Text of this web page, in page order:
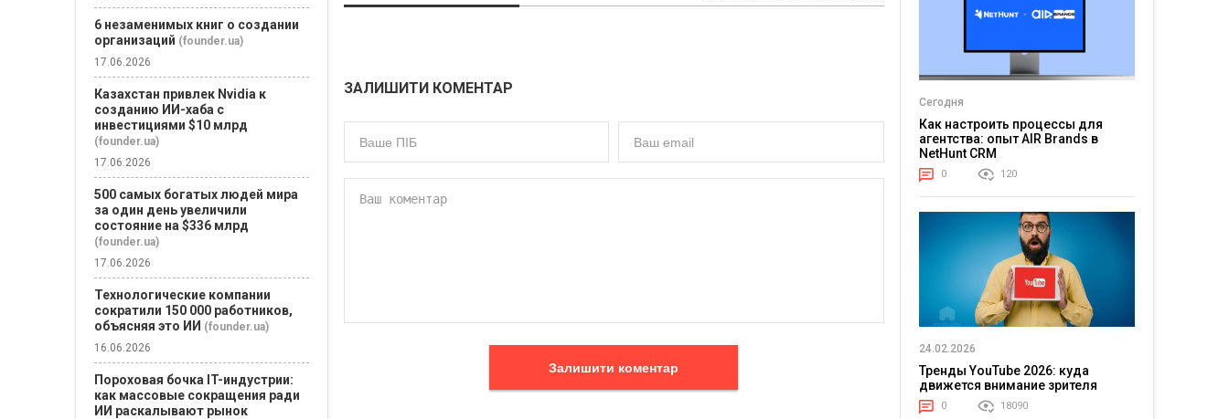
ЗАЛИШИТИ КОМЕНТАР
Залишити коментар
6 незаменимых книг о создании
организаций (founder.ua)
17.06.2026
Казахстан привлек Nvidia к
созданию ИИ-хаба с
инвестициями $10 млрд
(founder.ua)
17.06.2026
500 самых богатых людей мира
за один день увеличили
состояние на $336 млрд
(founder.ua)
17.06.2026
Технологические компании
сократили 150 000 работников,
объясняя это ИИ (founder.ua)
16.06.2026
Пороховая бочка IT-индустрии:
как массовые сокращения ради
ИИ раскалывают рынок
Сегодня
Как настроить процессы для
агентства: опыт AIR Brands в
NetHunt CRM
0 120
24.02.2026
Тренды YouTube 2026: куда
движется внимание зрителя
0 18090